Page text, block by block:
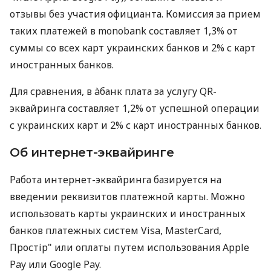
отзывы без участия официанта. Комиссия за прием
таких платежей в monobank составляет 1,3% от
суммы со всех карт украинских банков и 2% с карт
иностранных банков.
Для сравнения, в àбанк плата за услугу QR-
эквайринга составляет 1,2% от успешной операции
с украинских карт и 2% с карт иностранных банков.
Об интернет-эквайринге
Работа интернет-эквайринга базируется на
введении реквизитов платежной карты. Можно
использовать карты украинских и иностранных
банков платежных систем Visa, MasterCard,
Простір" или оплаты путем использования Apple
Pay или Google Pay.